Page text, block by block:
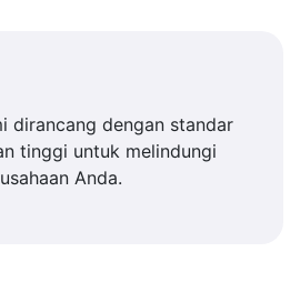
dirancang dengan standar
tinggi untuk melindungi
Anda.